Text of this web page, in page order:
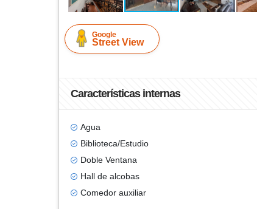
Google
Street View
Características internas
Agua
Biblioteca/Estudio
Doble Ventana
Hall de alcobas
Comedor auxiliar